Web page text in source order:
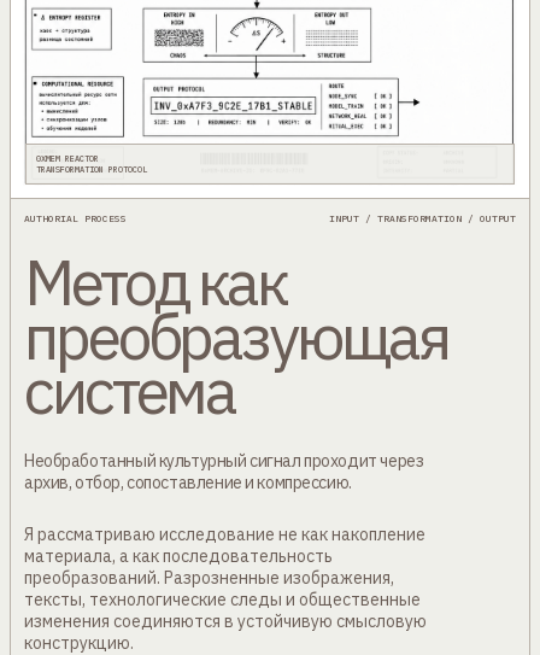
0XMEM REACTOR
TRANSFORMATION PROTOCOL
AUTHORIAL PROCESS INPUT / TRANSFORMATION / OUTPUT
Метод как
преобразующая
система
Необработанный культурный сигнал проходит через
архив, отбор, сопоставление и компрессию.
Я рассматриваю исследование не как накопление
материала, а как последовательность
преобразований. Разрозненные изображения,
тексты, технологические следы и общественные
изменения соединяются в устойчивую смысловую
конструкцию.